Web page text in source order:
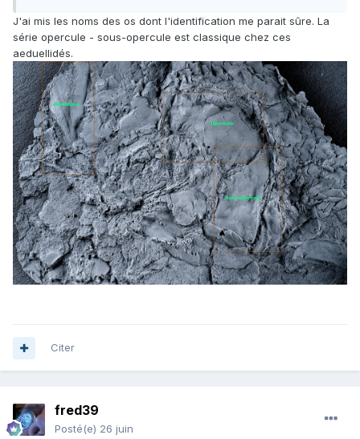
J'ai mis les noms des os dont l'identification me parait sûre. La
série opercule - sous-opercule est classique chez ces
aeduellidés.
Citer
fred39
Posté(e) 26 juin